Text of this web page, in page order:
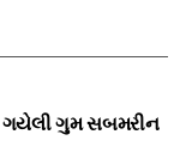
ગયેલી ગુમ સબમરીન